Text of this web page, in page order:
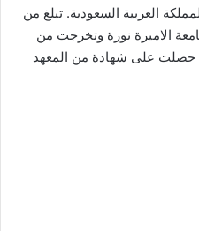
العربية السعودية. تبلغ من
في جامعة الاميرة نورة وتخرجت من
ثم حصلت على شهادة من المعهد